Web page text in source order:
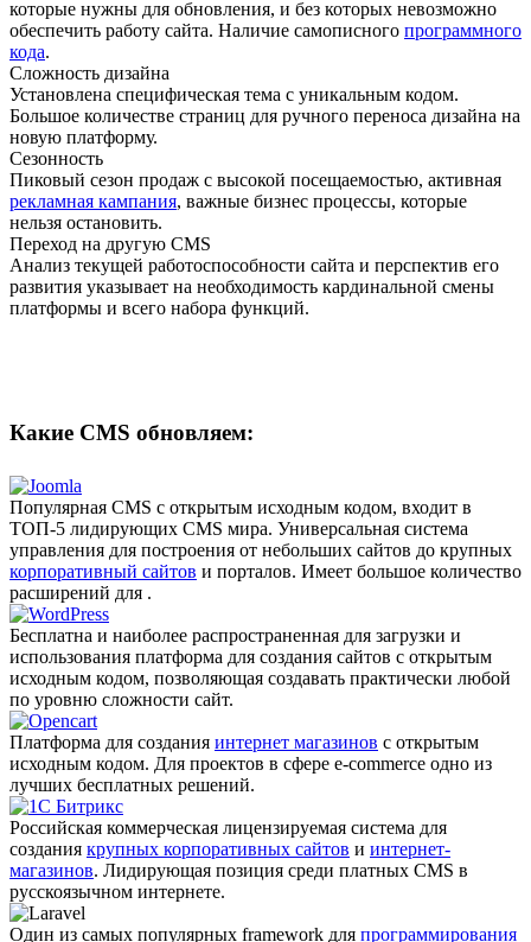
которые нужны для обновления, и без которых невозможно
обеспечить работу сайта. Наличие самописного программного
кода.
Сложность дизайна
Установлена специфическая тема с уникальным кодом.
Большое количестве страниц для ручного переноса дизайна на
новую платформу.
Сезонность
Пиковый сезон продаж с высокой посещаемостью, активная
рекламная кампания, важные бизнес процессы, которые
нельзя остановить.
Переход на другую CMS
Анализ текущей работоспособности сайта и перспектив его
развития указывает на необходимость кардинальной смены
платформы и всего набора функций.
Какие CMS обновляем:
Популярная CMS с открытым исходным кодом, входит в
ТОП-5 лидирующих CMS мира. Универсальная система
управления для построения от небольших сайтов до крупных
корпоративный сайтов и порталов. Имеет большое количество
расширений для .
Бесплатна и наиболее распро­страненная для загрузки и
использования платформа для создания сайтов с открытым
исходным кодом, позволяющая создавать практически любой
по уровню сложности сайт.
Платформа для создания интернет магазинов с открытым
исходным кодом. Для проектов в сфере e-commerce одно из
лучших бесплатных решений.
Российская коммерческая лицензируемая система для
создания крупных корпоративных сайтов и интернет-
магазинов. Лидирующая позиция среди платных CMS в
русскоязычном интернете.
Один из самых популярных framework для программирования